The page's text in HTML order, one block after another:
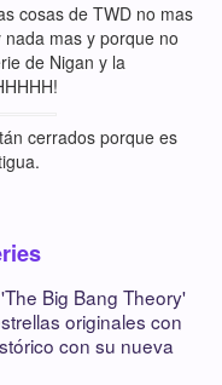
cosas de TWD no mas
mas y porque no
de Nigan y la
cerrados porque es
Big Bang Theory'
originales con
con su nueva